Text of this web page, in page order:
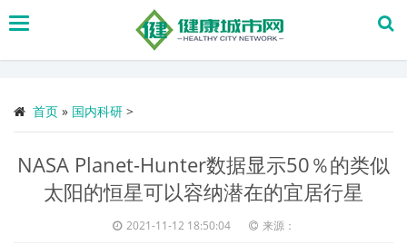
搜
首页 » 国内科研 >
NASA Planet-Hunter数据显示50％的类似
太阳的恒星可以容纳潜在的宜居行星
2021-11-12 18:50:04 来源：